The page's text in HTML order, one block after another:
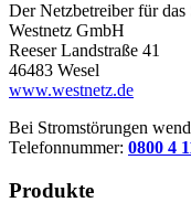
Der Netzbetreiber für
Westnetz GmbH
Reeser Landstraße 41
46483 Wesel
www.westnetz.de
Bei Stromstörungen
Telefonnummer: 0800 4
Produkte